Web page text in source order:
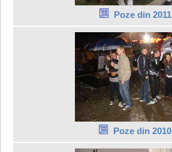
Poze din 2011
Poze din 2010